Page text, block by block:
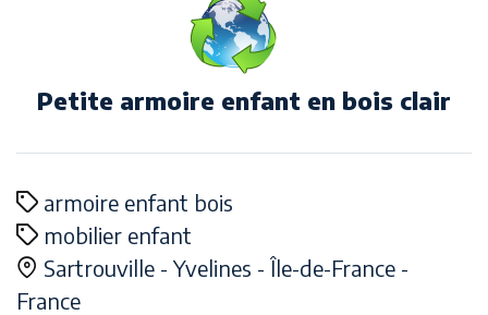
Petite armoire enfant en bois clair
armoire enfant bois
mobilier enfant
Sartrouville -Yvelines - Île-de-France -
France